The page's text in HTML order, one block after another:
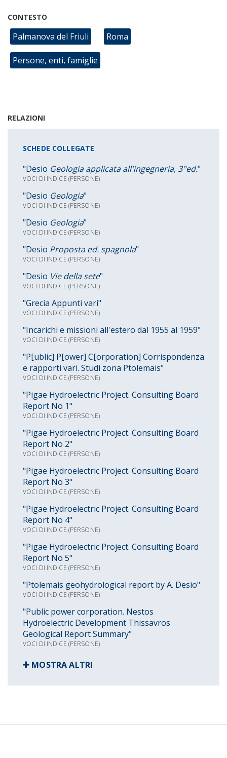
CONTESTO
Palmanova del Friuli Roma
Persone, enti, famiglie
RELAZIONI
SCHEDE COLLEGATE
"Desio Geologia applicata all'ingegneria, 3°ed."
VOCI DI INDICE (PERSONE)
"Desio Geologia"
VOCI DI INDICE (PERSONE)
"Desio Geologia"
VOCI DI INDICE (PERSONE)
"Desio Proposta ed. spagnola"
VOCI DI INDICE (PERSONE)
"Desio Vie della sete"
VOCI DI INDICE (PERSONE)
"Grecia Appunti vari"
VOCI DI INDICE (PERSONE)
"Incarichi e missioni all'estero dal 1955 al 1959"
VOCI DI INDICE (PERSONE)
"P[ublic] P[ower] C[orporation] Corrispondenza
e rapporti vari. Studi zona Ptolemais"
VOCI DI INDICE (PERSONE)
"Pigae Hydroelectric Project. Consulting Board
Report No 1"
VOCI DI INDICE (PERSONE)
"Pigae Hydroelectric Project. Consulting Board
Report No 2"
VOCI DI INDICE (PERSONE)
"Pigae Hydroelectric Project. Consulting Board
Report No 3"
VOCI DI INDICE (PERSONE)
"Pigae Hydroelectric Project. Consulting Board
Report No 4"
VOCI DI INDICE (PERSONE)
"Pigae Hydroelectric Project. Consulting Board
Report No 5"
VOCI DI INDICE (PERSONE)
"Ptolemais geohydrological report by A. Desio"
VOCI DI INDICE (PERSONE)
"Public power corporation. Nestos
Hydroelectric Development Thissavros
Geological Report Summary"
VOCI DI INDICE (PERSONE)
MOSTRA ALTRI